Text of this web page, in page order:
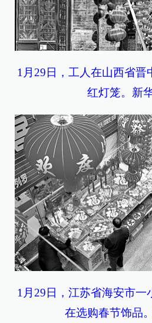
1月29日，工人在山西省晋
红灯笼。新
1月29日，江苏省海安市一
在选购春节饰品